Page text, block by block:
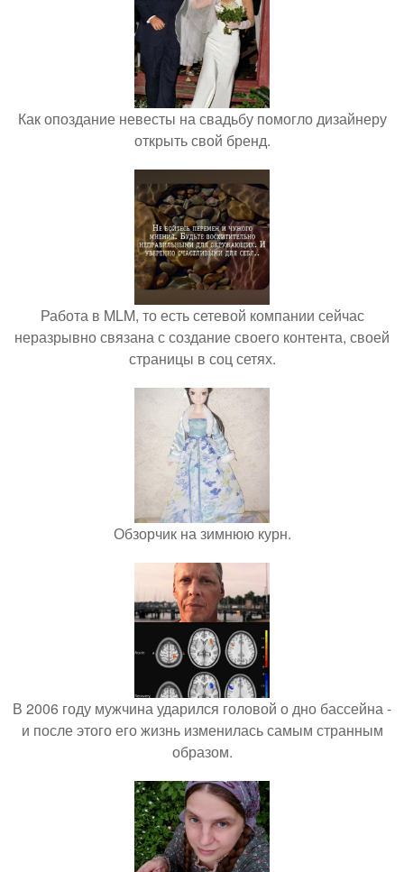
Как опоздание невесты на свадьбу помогло дизайнеру
открыть свой бренд.
Работа в MLM, то есть сетевой компании сейчас
неразрывно связана с создание своего контента, своей
страницы в соц сетях.
Обзорчик на зимнюю курн.
В 2006 году мужчина ударился головой о дно бассейна -
и после этого его жизнь изменилась самым странным
образом.